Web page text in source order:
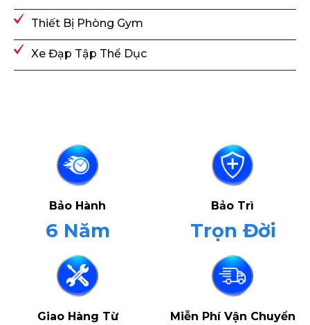
Thiết Bị Phòng Gym
Xe Đạp Tập Thể Dục
Bảo Hành
6 Năm
Bảo Trì
Trọn Đời
Giao Hàng Từ Miễn Phí Vận Chuyển